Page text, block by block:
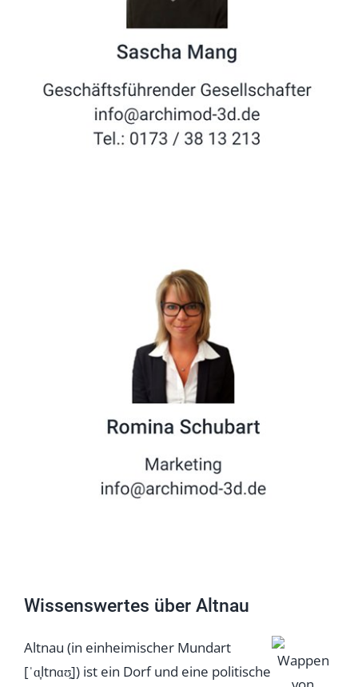
Wissenswertes über Altnau
Altnau (in einheimischer Mundart
[ˈɑ̞ltnɑʊ̯]) ist ein Dorf und eine politische